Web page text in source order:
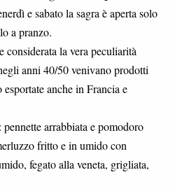
e sabato la sagra è aperta solo
a pranzo.
considerata la vera peculiarità
anni 40/50 venivano prodotti
anche in Francia e
arrabbiata e pomodoro
fritto e in umido con
fegato alla veneta, grigliata,